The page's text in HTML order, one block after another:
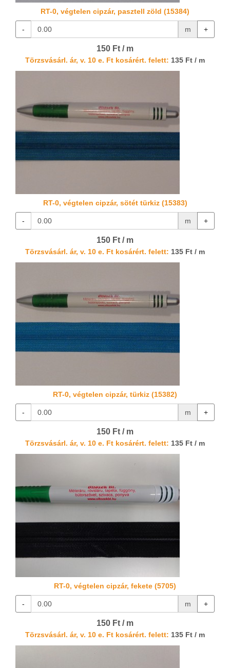
RT-0, végtelen cipzár, pasztell zöld (15384)
- m +
150 Ft / m
Törzsvásárl. ár, v. 10 e. Ft kosárért. felett: 135 Ft / m
RT-0, végtelen cipzár, sötét türkiz (15383)
- m +
150 Ft / m
Törzsvásárl. ár, v. 10 e. Ft kosárért. felett: 135 Ft / m
RT-0, végtelen cipzár, türkiz (15382)
- m +
150 Ft / m
Törzsvásárl. ár, v. 10 e. Ft kosárért. felett: 135 Ft / m
RT-0, végtelen cipzár, fekete (5705)
- m +
150 Ft / m
Törzsvásárl. ár, v. 10 e. Ft kosárért. felett: 135 Ft / m